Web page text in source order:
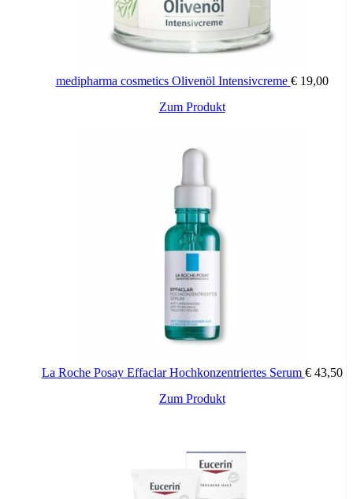
medipharma cosmetics Olivenöl Intensivcreme €19,00
Zum Produkt
La Roche Posay Effaclar Hochkonzentriertes Serum €43,50
Zum Produkt